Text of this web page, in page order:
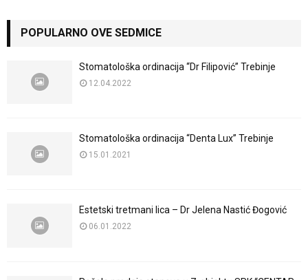
POPULARNO OVE SEDMICE
Stomatološka ordinacija “Dr Filipović” Trebinje
12.04.2022
Stomatološka ordinacija “Denta Lux” Trebinje
15.01.2021
Estetski tretmani lica – Dr Jelena Nastić Đogović
06.01.2022